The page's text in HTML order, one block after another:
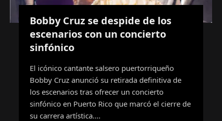
Bobby Cruz se despide de los
escenarios con un concierto
sinfónico
El icónico cantante salsero puertorriqueño
Bobby Cruz anunció su retirada definitiva de
los escenarios tras ofrecer un concierto
sinfónico en Puerto Rico que marcó el cierre de
su carrera artística.…